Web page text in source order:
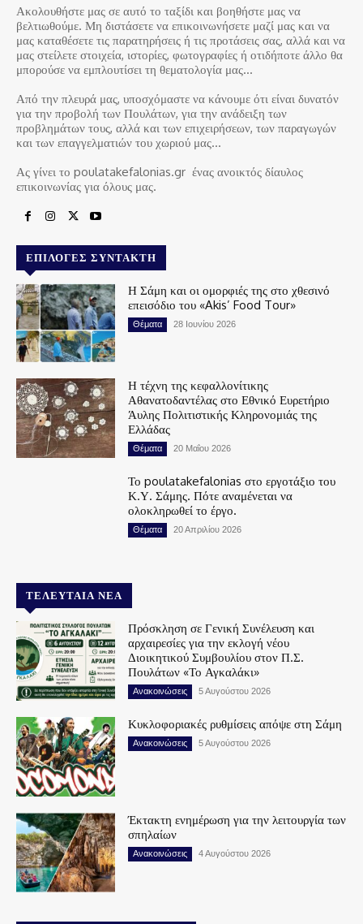
Ακολουθήστε μας σε αυτό το ταξίδι και βοηθήστε μας να
βελτιωθούμε. Μη διστάσετε να επικοινωνήσετε μαζί μας και να
μας καταθέσετε τις παρατηρήσεις ή τις προτάσεις σας, αλλά και να
μας στείλετε στοιχεία, ιστορίες, φωτογραφίες ή οτιδήποτε άλλο θα
μπορούσε να εμπλουτίσει τη θεματολογία μας…
Από την πλευρά μας, υποσχόμαστε να κάνουμε ότι είναι δυνατόν
για την προβολή των Πουλάτων, για την ανάδειξη των
προβλημάτων τους, αλλά και των επιχειρήσεων, των παραγωγών
και των επαγγελματιών του χωριού μας…
Ας γίνει το poulatakefalonias.gr ένας ανοικτός δίαυλος
επικοινωνίας για όλους μας.
ΕΠΙΛΟΓΈΣ ΣΥΝΤΆΚΤΗ
Η Σάμη και οι ομορφιές της στο χθεσινό
επεισόδιο του «Akis’ Food Tour»
Θέματα 28 Ιουνίου 2026
Η τέχνη της κεφαλλονίτικης
Αθανατοδαντέλας στο Εθνικό Ευρετήριο
Άυλης Πολιτιστικής Κληρονομιάς της
Ελλάδας
Θέματα 20 Μαΐου 2026
Το poulatakefalonias στο εργοτάξιο του
Κ.Υ. Σάμης. Πότε αναμένεται να
ολοκληρωθεί το έργο.
Θέματα 20 Απριλίου 2026
ΤΕΛΕΥΤΑΊΑ ΝΈΑ
Πρόσκληση σε Γενική Συνέλευση και
αρχαιρεσίες για την εκλογή νέου
Διοικητικού Συμβουλίου στον Π.Σ.
Πουλάτων «Το Αγκαλάκι»
Ανακοινώσεις 5 Αυγούστου 2026
Κυκλοφοριακές ρυθμίσεις απόψε στη Σάμη
Ανακοινώσεις 5 Αυγούστου 2026
Έκτακτη ενημέρωση για την λειτουργία των
σπηλαίων
Ανακοινώσεις 4 Αυγούστου 2026